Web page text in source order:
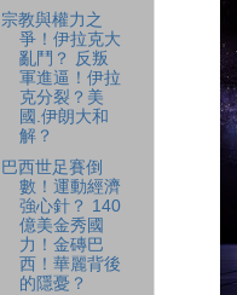
宗教與權力之
爭！伊拉克大
亂鬥？ 反叛
軍進逼！伊拉
克分裂？美
國.伊朗大和
解？
巴西世足賽倒
數！運動經濟
強心針？ 140
億美金秀國
力！金磚巴
西！華麗背後
的隱憂？